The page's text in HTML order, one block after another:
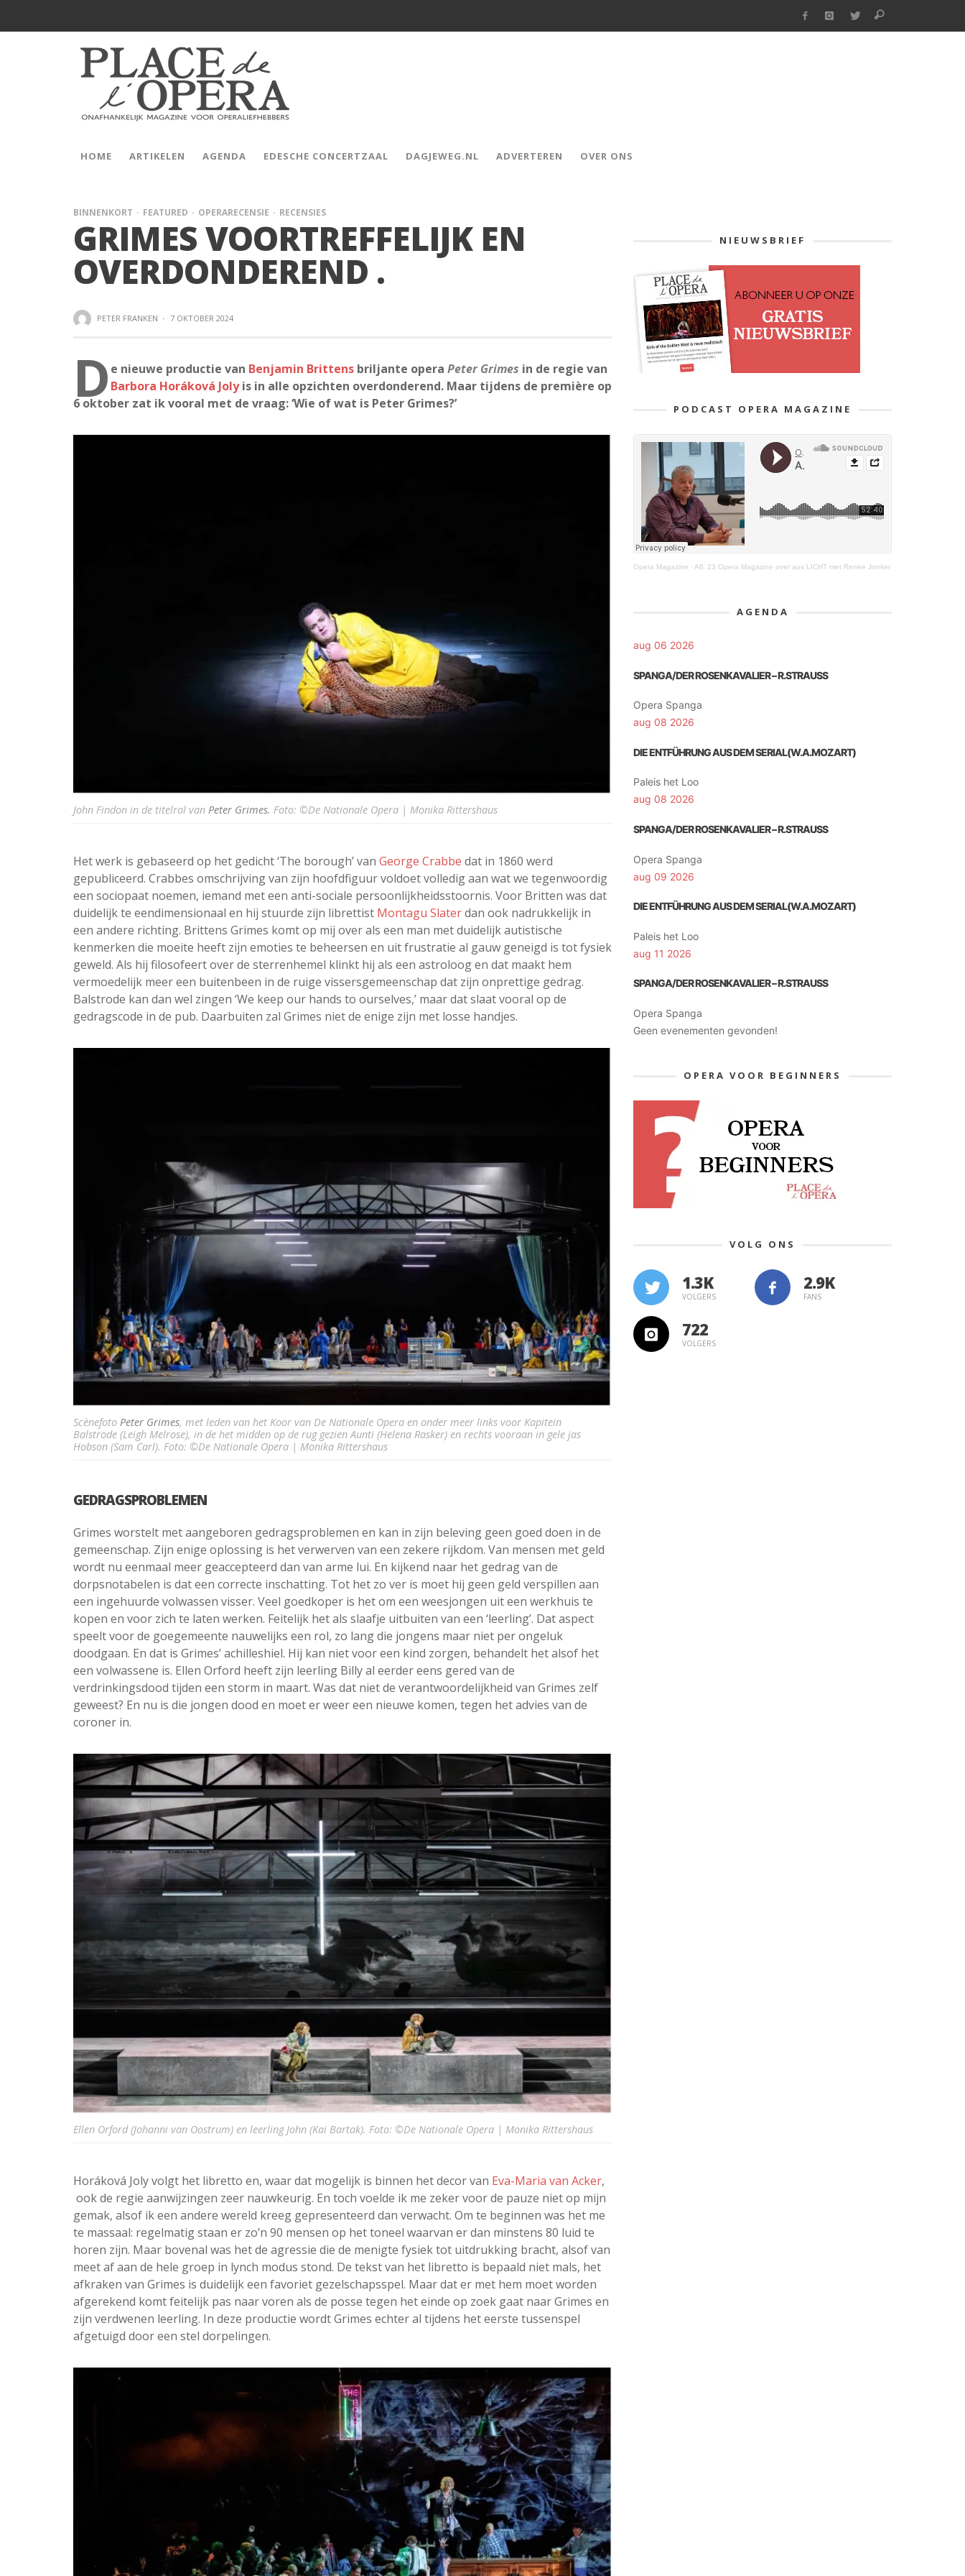
HOME ARTIKELEN AGENDA EDESCHE CONCERTZAAL DAGJEWEG.NL ADVERTEREN OVER ONS
BINNENKORT FEATURED OPERARECENSIE RECENSIES
GRIMES VOORTREFFELIJK EN
OVERDONDEREND .
PETER FRANKEN · 7 OKTOBER 2024
D e nieuwe productie van Benjamin Brittens briljante opera Peter Grimes in de regie van
Barbora Horáková Jolyis in alle opzichten overdonderend. Maar tijdens de première op
6 oktober zat ik vooral met de vraag: ‘Wie of wat is Peter Grimes?’
John Findon in de titelrol van Peter Grimes. Foto: ©De Nationale Opera | Monika Rittershaus
Het werk is gebaseerd op het gedicht ‘The borough’ van George Crabbe dat in 1860 werd
gepubliceerd. Crabbes omschrijving van zijn hoofdfiguur voldoet volledig aan wat we tegenwoordig
een sociopaat noemen, iemand met een anti-sociale persoonlijkheidsstoornis. Voor Britten was dat
duidelijk te eendimensionaal en hij stuurde zijn librettist Montagu Slaterdan ook nadrukkelijk in
een andere richting. Brittens Grimes komt op mij over als een man met duidelijk autistische
kenmerken die moeite heeft zijn emoties te beheersen en uit frustratie al gauw geneigd is tot fysiek
geweld. Als hij filosofeert over de sterrenhemel klinkt hij als een astroloog en dat maakt hem
vermoedelijk meer een buitenbeen in de ruige vissersgemeenschap dat zijn onprettige gedrag.
Balstrode kan dan wel zingen ‘We keep our hands to ourselves,’ maar dat slaat vooral op de
gedragscode in de pub. Daarbuiten zal Grimes niet de enige zijn met losse handjes.
Scènefoto Peter Grimes, met leden van het Koor van De Nationale Opera en onder meer links voor Kapitein
Balstrode (Leigh Melrose), in de het midden op de rug gezien Aunti (Helena Rasker) en rechts vooraan in gele jas
Hobson (Sam Carl). Foto: ©De Nationale Opera | Monika Rittershaus
GEDRAGSPROBLEMEN
Grimes worstelt met aangeboren gedragsproblemen en kan in zijn beleving geen goed doen in de
gemeenschap. Zijn enige oplossing is het verwerven van een zekere rijkdom. Van mensen met geld
wordt nu eenmaal meer geaccepteerd dan van arme lui. En kijkend naar het gedrag van de
dorpsnotabelen is dat een correcte inschatting. Tot het zo ver is moet hij geen geld verspillen aan
een ingehuurde volwassen visser. Veel goedkoper is het om een weesjongen uit een werkhuis te
kopen en voor zich te laten werken. Feitelijk het als slaafje uitbuiten van een ‘leerling’. Dat aspect
speelt voor de goegemeente nauwelijks een rol, zo lang die jongens maar niet per ongeluk
doodgaan. En dat is Grimes’ achilleshiel. Hij kan niet voor een kind zorgen, behandelt het alsof het
een volwassene is. Ellen Orford heeft zijn leerling Billy al eerder eens gered van de
verdrinkingsdood tijden een storm in maart. Was dat niet de verantwoordelijkheid van Grimes zelf
geweest? En nu is die jongen dood en moet er weer een nieuwe komen, tegen het advies van de
coroner in.
Ellen Orford (Johanni van Oostrum) en leerling John (Kai Bartak). Foto: ©De Nationale Opera | Monika Rittershaus
Horáková Joly volgt het libretto en, waar dat mogelijk is binnen het decor van Eva-Maria van Acker,
ook de regie aanwijzingen zeer nauwkeurig. En toch voelde ik me zeker voor de pauze niet op mijn
gemak, alsof ik een andere wereld kreeg gepresenteerd dan verwacht. Om te beginnen was het me
te massaal: regelmatig staan er zo’n 90 mensen op het toneel waarvan er dan minstens 80 luid te
horen zijn. Maar bovenal was het de agressie die de menigte fysiek tot uitdrukking bracht, alsof van
meet af aan de hele groep in lynch modus stond. De tekst van het libretto is bepaald niet mals, het
afkraken van Grimes is duidelijk een favoriet gezelschapsspel. Maar dat er met hem moet worden
afgerekend komt feitelijk pas naar voren als de posse tegen het einde op zoek gaat naar Grimes en
zijn verdwenen leerling. In deze productie wordt Grimes echter al tijdens het eerste tussenspel
afgetuigd door een stel dorpelingen.
NIEUWSBRIEF
PODCAST OPERA MAGAZINE
Opera Magazine · Afl. 23 Opera Magazine over aus LICHT met Renee Jonker
AGENDA
aug 06 2026
SPANGA/DER ROSENKAVALIER – R.STRAUSS
Opera Spanga
aug 08 2026
DIE ENTFÜHRUNG AUS DEM SERIAL(W.A.MOZART)
Paleis het Loo
aug 08 2026
SPANGA/DER ROSENKAVALIER – R.STRAUSS
Opera Spanga
aug 09 2026
DIE ENTFÜHRUNG AUS DEM SERIAL(W.A.MOZART)
Paleis het Loo
aug 11 2026
SPANGA/DER ROSENKAVALIER – R.STRAUSS
Opera Spanga
Geen evenementen gevonden!
OPERA VOOR BEGINNERS
VOLG ONS
1.3K
VOLGERS FANS
722
VOLGERS